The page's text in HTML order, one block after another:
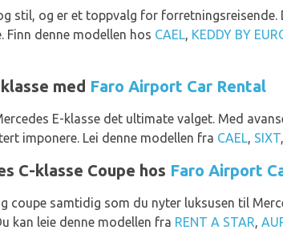
stil, og er et toppvalg for
Finn denne modellen hos CAEL, KEDDY BY
med Faro Airport Car Rental
E-klasse det ultimate valget. Med
imponere. Lei denne modellen fra CAEL, SIXT,
C-klasse Coupe hos Faro Airport
coupe samtidig som du nyter luksusen til
kan leie denne modellen fra RENT A STAR,